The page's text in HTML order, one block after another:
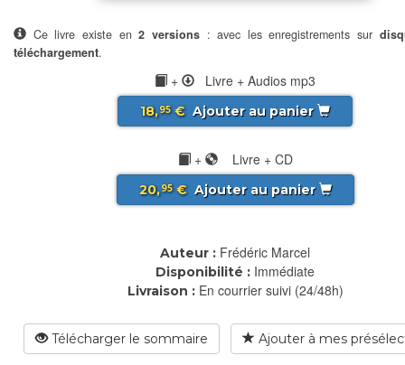
Ce livre existe en2 versions: avec les enregistrements sur
téléchargement.
+ Livre + Audios mp3
18,95€ Ajouter au panier
+ Livre + CD
20,95€ Ajouter au panier
Auteur : Frédéric Marcel
Disponibilité : Immédiate
Livraison : En courrier suivi (24/48h)
Télécharger le sommaire Ajouter à mes